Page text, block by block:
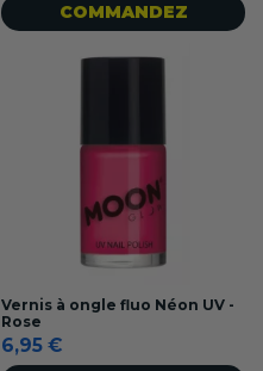
COMMANDEZ
Vernis à ongle fluo Néon UV -
Rose
6,95 €